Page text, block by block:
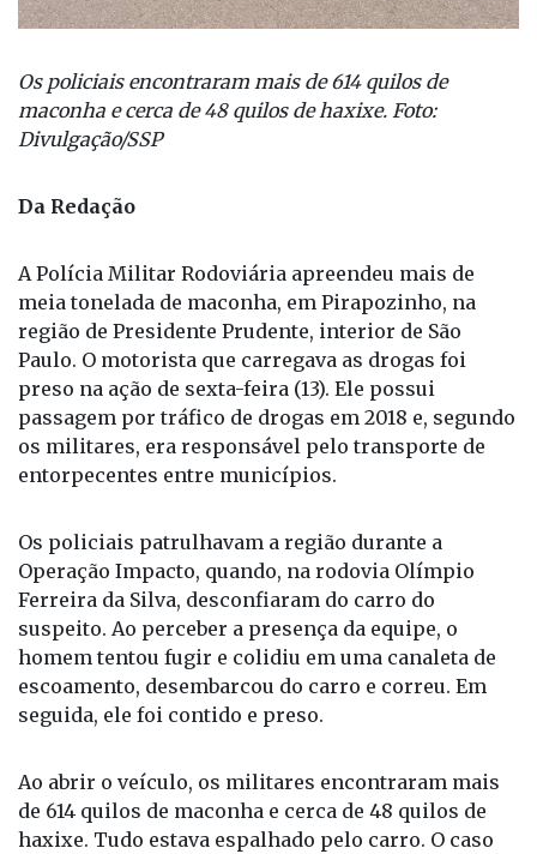
Os policiais encontraram mais de 614 quilos de
maconha e cerca de 48 quilos de haxixe. Foto:
Divulgação/SSP
Da Redação
A Polícia Militar Rodoviária apreendeu mais de
meia tonelada de maconha, em Pirapozinho, na
região de Presidente Prudente, interior de São
Paulo. O motorista que carregava as drogas foi
preso na ação de sexta-feira (13). Ele possui
passagem por tráfico de drogas em 2018 e, segundo
os militares, era responsável pelo transporte de
entorpecentes entre municípios.
Os policiais patrulhavam a região durante a
Operação Impacto, quando, na rodovia Olímpio
Ferreira da Silva, desconfiaram do carro do
suspeito. Ao perceber a presença da equipe, o
homem tentou fugir e colidiu em uma canaleta de
escoamento, desembarcou do carro e correu. Em
seguida, ele foi contido e preso.
Ao abrir o veículo, os militares encontraram mais
de 614 quilos de maconha e cerca de 48 quilos de
haxixe. Tudo estava espalhado pelo carro. O caso